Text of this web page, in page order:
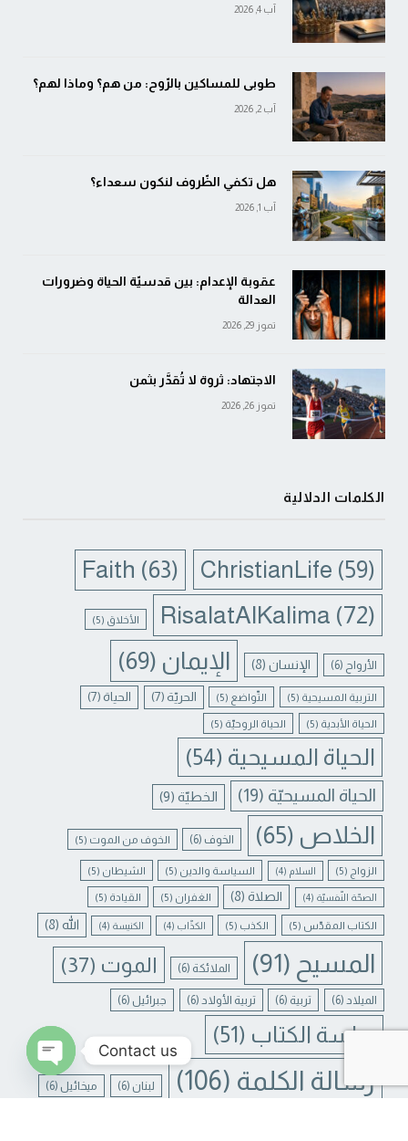
آب 4, 2026
طوبى للمساكين بالرّوح: من هم؟ وماذا لهم؟
آب 2, 2026
هل تكفي الظّروف لنكون سعداء؟
آب 1, 2026
عقوبة الإعدام: بين قدسيّة الحياة وضرورات
العدالة
تموز 29, 2026
الاجتهاد: ثروة لا تُقدَّر بثمن
تموز 26, 2026
الكلمات الدلالية
ChristianLife (59)
Faith (63)
RisalatAlKalima (72) الأخلاق (5)
الأرواح (6) الإنسان(8) الإيمان (69)
التربية المسيحية (5) التّواضع (5) الحريّة (7) الحياة (7)
الحياة الأبدية (5) الحياة الروحيّة (5)
الحياة المسيحية (54)
الحياة المسيحيّة (19) الخطيّة (9)
الخلاص (65) الخوف (6) الخوف من الموت (5)
الزواج (5) السلام (4) السياسة والدين (5) الشيطان (5)
الصحّة النّفسيّة (4) الصلاة(8) الغفران (5) القيادة (5)
الكتاب المقدّس (5) الكذب (5) الكذّاب (4) الكنيسة (4) الله (8)
المسيح (91) الملائكة (6) الموت (37)
الميلاد (6) تربية (6) تربية الأولاد (6) جبرائيل (6)
دراسة الكتاب (51)
رسالة الكلمة (106) لبنان (6) ميخائيل (6)
Contact us
CHATY